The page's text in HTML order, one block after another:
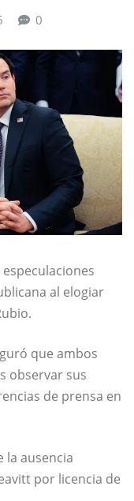
0
al elogiar
que ambos
observar sus
de prensa en
la ausencia
por licencia de